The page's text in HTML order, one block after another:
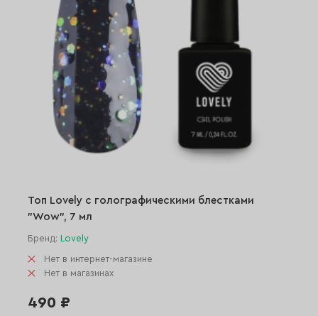
Топ Lovely с голографическими блестками
"Wow", 7 мл
Бренд: Lovely
Нет в интернет-магазине
Нет в магазинах
490 ₽